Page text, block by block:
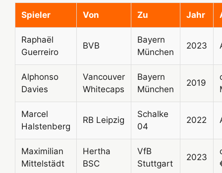
Spieler Von Zu Jahr
Raphaël
Guerreiro
BVB
Bayern
München
2023
Alphonso
Davies
Vancouver
Whitecaps
Bayern
München
2019
Marcel
Halstenberg
RB Leipzig
Schalke
04
2022
Maximilian
Mittelstädt
Hertha
BSC
VfB
Stuttgart
2023